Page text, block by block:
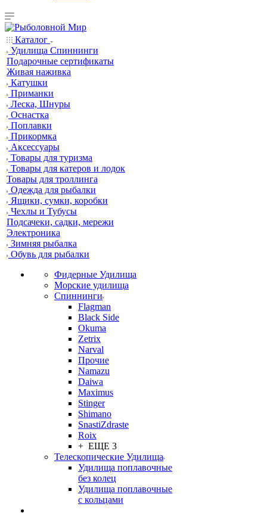
Каталог
Удилища Спиннинги
Подарочные сертификаты
Живая наживка
Катушки
Приманки
Леска, Шнуры
Оснастка
Поплавки
Прикормка
Аксессуары
Товары для туризма
Товары для катеров и лодок
Товары для троллинга
Одежда для рыбалки
Ящики, сумки, коробки
Чехлы и Тубусы
Подсачеки, садки, мережи
Электроника
Зимняя рыбалка
Обувь для рыбалки
Фидерные Удилища
Морские удилища
Спиннинги
Flagman
Black Side
Okuma
Zetrix
Narval
Прочие
Namazu
Daiwa
Maximus
Stinger
Shimano
SnastiZdraste
Roix
+ ЕЩЕ 3
Телескопические Удилища
Удилища поплавочные
без колец
Удилища поплавочные
с кольцами